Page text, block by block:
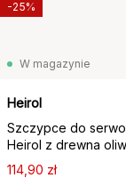
W magazynie
Heirol
Szczypce do
Heirol z drewna
cm
114,90 zł
-25%